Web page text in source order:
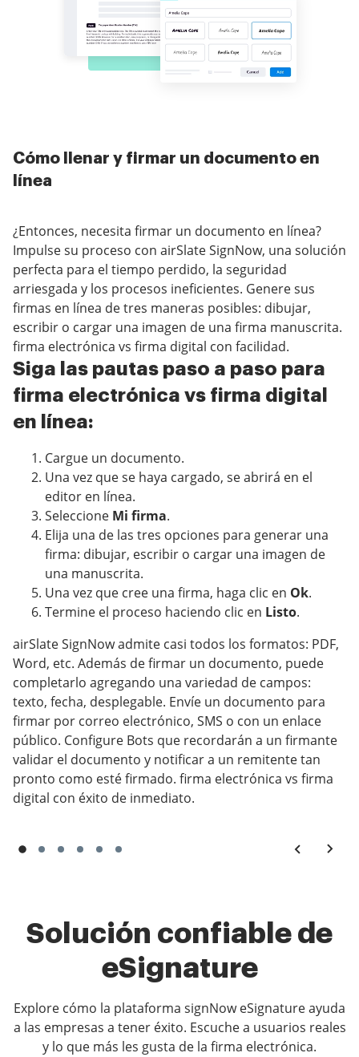
Cómo llenar y firmar un documento en
línea
¿Entonces, necesita firmar un documento en línea?
Impulse su proceso con airSlate SignNow, una solución
perfecta para el tiempo perdido, la seguridad
arriesgada y los procesos ineficientes. Genere sus
firmas en línea de tres maneras posibles: dibujar,
escribir o cargar una imagen de una firma manuscrita.
firma electrónica vs firma digital con facilidad.
Siga las pautas paso a paso para
firma electrónica vs firma digital
en línea:
Cargue un documento.
Una vez que se haya cargado, se abrirá en el
editor en línea.
Seleccione Mi firma.
Elija una de las tres opciones para generar una
firma: dibujar, escribir o cargar una imagen de
una manuscrita.
Una vez que cree una firma, haga clic en Ok.
Termine el proceso haciendo clic en Listo.
airSlate SignNow admite casi todos los formatos: PDF,
Word, etc. Además de firmar un documento, puede
completarlo agregando una variedad de campos:
texto, fecha, desplegable. Envíe un documento para
firmar por correo electrónico, SMS o con un enlace
público. Configure Bots que recordarán a un firmante
validar el documento y notificar a un remitente tan
pronto como esté firmado. firma electrónica vs firma
digital con éxito de inmediato.
Solución confiable de
eSignature
Explore cómo la plataforma signNow eSignature ayuda
a las empresas a tener éxito. Escuche a usuarios reales
y lo que más les gusta de la firma electrónica.